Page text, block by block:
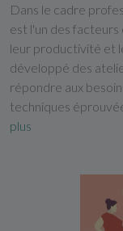
Dans le cadre
est l'un des
leur productivité et
développé des
répondre aux
techniques
plus